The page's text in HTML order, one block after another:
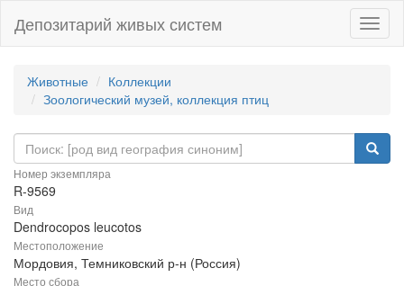
Депозитарий живых систем
Животные
Коллекции
Зоологический музей, коллекция птиц
Номер экземпляра
R-9569
Вид
Dendrocopos leucotos
Местоположение
Мордовия, Темниковский р-н (Россия)
Место сбора